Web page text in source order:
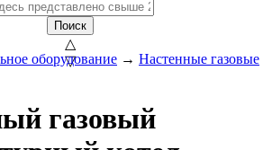
Поиск
△
▽
оборудование → Настенные газовые
газовый